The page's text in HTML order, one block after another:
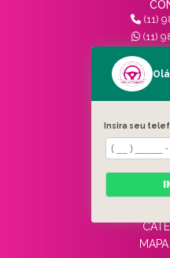
(11)
(11)
Insira seu